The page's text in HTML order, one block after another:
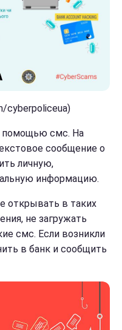
cyberpoliceua)
помощью смс. На
сообщение о
личную,
информацию.
открывать в таких
не загружать
смс. Если возникли
в банк и сообщить